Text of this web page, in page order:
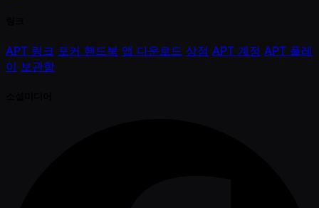
APT 링크 포커 핸드북 앱 다운로드 상점 APT 계정 APT 플레
이 보관함